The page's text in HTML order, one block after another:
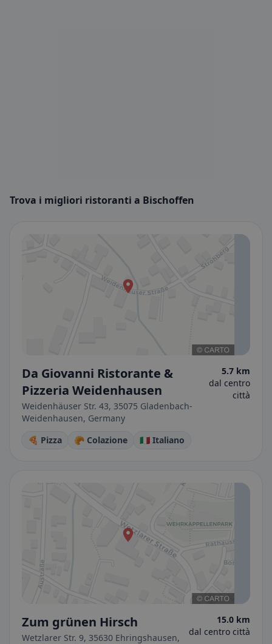
Trova i migliori ristoranti a Bischoffen
Da Giovanni Ristorante &
Pizzeria Weidenhausen
Weidenhäuser Str. 43, 35075 Gladenbach-
Weidenhausen, Germany
5.7 km
dal centro
città
🍕 Pizza 🥐 Colazione 🇮🇹 Italiano
Zum grünen Hirsch
Wetzlarer Str. 9, 35630 Ehringshausen,
15.0 km
dal centro città